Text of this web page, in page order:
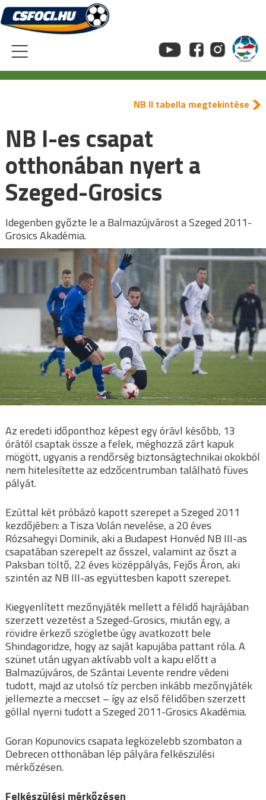
Skip
to
content
NB II tabella megtekintése
NB I-es csapat
otthonában nyert a
Szeged-Grosics
Idegenben győzte le a Balmazújvárost a Szeged 2011-
Grosics Akadémia.
Az eredeti időponthoz képest egy órávl később, 13
órától csaptak össze a felek, méghozzá zárt kapuk
mögött, ugyanis a rendőrség biztonságtechnikai okokból
nem hitelesítette az edzőcentrumban található füves
pályát.
Ezúttal két próbázó kapott szerepet a Szeged 2011
kezdőjében: a Tisza Volán nevelése, a 20 éves
Rózsahegyi Dominik, aki a Budapest Honvéd NB III-as
csapatában szerepelt az ősszel, valamint az őszt a
Paksban töltő, 22 éves középpályás, Fejős Áron, aki
szintén az NB III-as együttesben kapott szerepet.
Kiegyenlített mezőnyjáték mellett a félidő hajrájában
szerzett vezetést a Szeged-Grosics, miután egy, a
rövidre érkező szögletbe úgy avatkozott bele
Shindagoridze, hogy az saját kapujába pattant róla. A
szünet után ugyan aktívabb volt a kapu előtt a
Balmazújváros, de Szántai Levente rendre védeni
tudott, majd az utolsó tíz percben inkább mezőnyjáték
jellemezte a meccset – így az első félidőben szerzett
góllal nyerni tudott a Szeged 2011-Grosics Akadémia.
Goran Kopunovics csapata legközelebb szombaton a
Debrecen otthonában lép pályára felkészülési
mérkőzésen.
Felkészülési mérkőzésen